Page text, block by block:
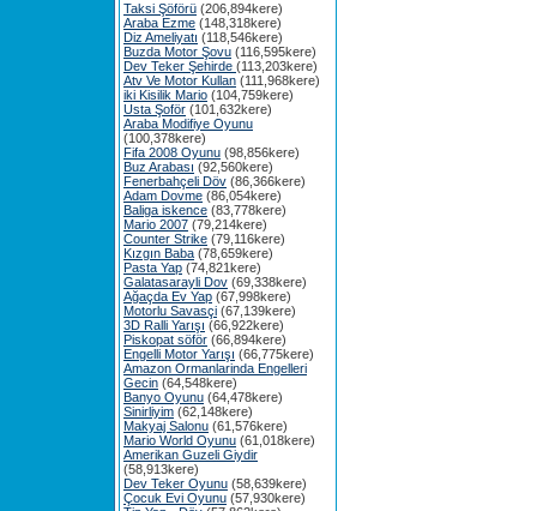
Taksi Şöförü (206,894kere)
Araba Ezme (148,318kere)
Diz Ameliyatı (118,546kere)
Buzda Motor Şovu (116,595kere)
Dev Teker Şehirde (113,203kere)
Atv Ve Motor Kullan (111,968kere)
iki Kisilik Mario (104,759kere)
Usta Şoför (101,632kere)
Araba Modifiye Oyunu
(100,378kere)
Fifa 2008 Oyunu (98,856kere)
Buz Arabası (92,560kere)
Fenerbahçeli Döv (86,366kere)
Adam Dovme (86,054kere)
Baliga iskence (83,778kere)
Mario 2007 (79,214kere)
Counter Strike (79,116kere)
Kızgın Baba (78,659kere)
Pasta Yap (74,821kere)
Galatasarayli Dov (69,338kere)
Ağaçda Ev Yap (67,998kere)
Motorlu Savasçi (67,139kere)
3D Ralli Yarışı (66,922kere)
Piskopat söför (66,894kere)
Engelli Motor Yarışı (66,775kere)
Amazon Ormanlarinda Engelleri
Gecin (64,548kere)
Banyo Oyunu (64,478kere)
Sinirliyim (62,148kere)
Makyaj Salonu (61,576kere)
Mario World Oyunu (61,018kere)
Amerikan Guzeli Giydir
(58,913kere)
Dev Teker Oyunu (58,639kere)
Çocuk Evi Oyunu (57,930kere)